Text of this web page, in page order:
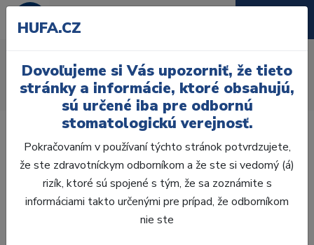
Úvod Ordinácia Dezinfekcia
Sterilizácia
Zváračky obalov
Laboratórium, Zub.
technika
HUFA.CZ
Dovoľujeme si Vás upozorniť, že tieto
stránky a informácie, ktoré obsahujú,
sú určené iba pre odbornú
stomatologickú verejnosť.
Pokračovaním v používaní týchto stránok potvrdzujete,
že ste zdravotníckym odborníkom a že ste si vedomý (á)
rizík, ktoré sú spojené s tým, že sa zoznámite s
informáciami takto určenými pre prípad, že odborníkom
nie ste